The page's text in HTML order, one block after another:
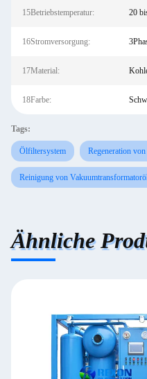
15Betriebstemperatur: 20
16Stromversorgung:
17Material:
18Farbe:
Tags:
Ölfiltersystem Regeneration
Reinigung von
Ähnliche